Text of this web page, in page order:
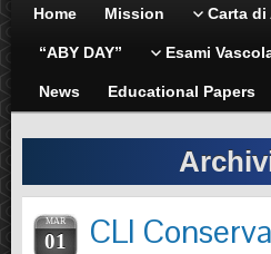
Home Mission Carta di
“ABY DAY” Esami
News Educational Papers
MAR
01 CLI